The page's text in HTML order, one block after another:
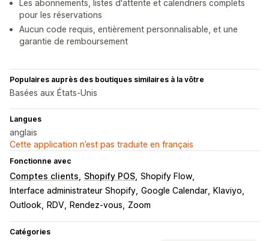
Les abonnements, listes d'attente et calendriers complets
pour les réservations
Aucun code requis, entièrement personnalisable, et une
garantie de remboursement
Populaires auprès des boutiques similaires à la vôtre
Basées aux États-Unis
Langues
anglais
Cette application n’est pas traduite en français
Fonctionne avec
Comptes clients Shopify POS Shopify Flow
Interface administrateur Shopify Google Calendar
Klaviyo
Outlook
RDV Rendez-vous Zoom
Catégories